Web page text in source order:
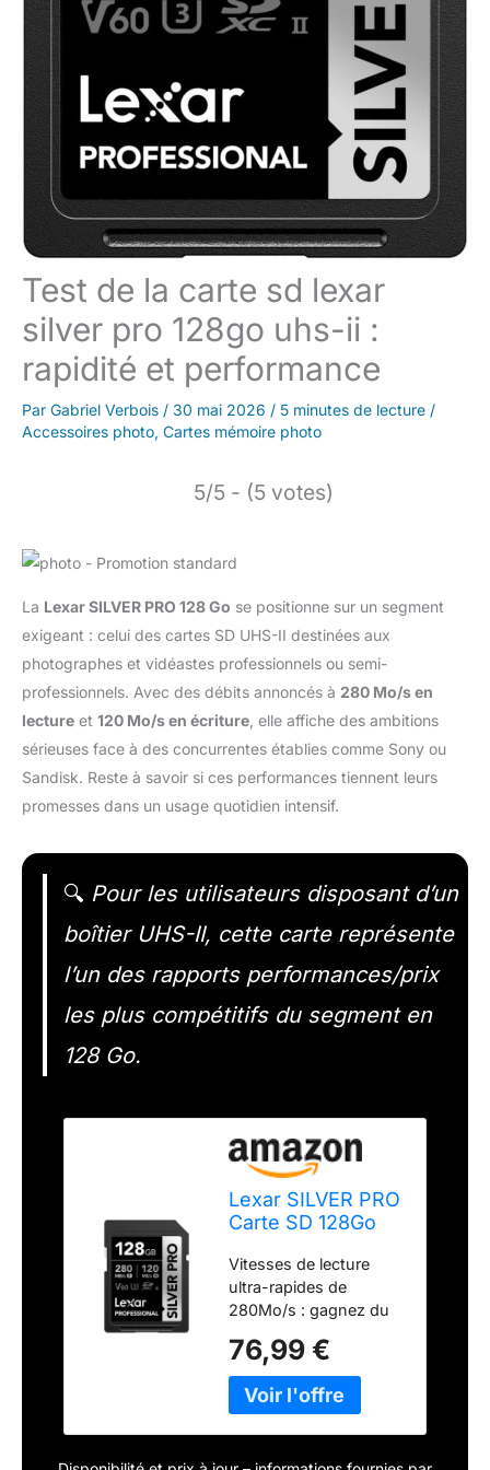
Test de la carte sd lexar
silver pro 128go uhs-ii :
rapidité et performance
Par Gabriel Verbois / 30 mai 2026 / 5 minutes de lecture /
Accessoires photo, Cartes mémoire photo
5/5 - (5 votes)
La Lexar SILVER PRO 128 Go se positionne sur un segment
exigeant : celui des cartes SD UHS-II destinées aux
photographes et vidéastes professionnels ou semi-
professionnels. Avec des débits annoncés à 280 Mo/s en
lecture et 120 Mo/s en écriture , elle affiche des ambitions
sérieuses face à des concurrentes établies comme Sony ou
Sandisk. Reste à savoir si ces performances tiennent leurs
promesses dans un usage quotidien intensif.
🔍 Pour les utilisateurs disposant d’un
boîtier UHS-II, cette carte représente
l’un des rapports performances/prix
les plus compétitifs du segment en
128 Go.
Lexar SILVER PRO
Carte SD 128Go
(LSDSIPR128G-
BNNAA)
Vitesses de lecture
ultra-rapides de
280Mo/s : gagnez du
travail
considérablement
accéléré. Les cartes SD
76,99 €